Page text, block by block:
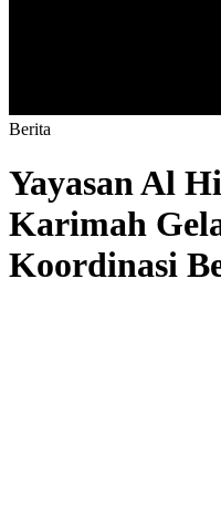
Berita
Yayasan Al
Karimah
Koordinasi